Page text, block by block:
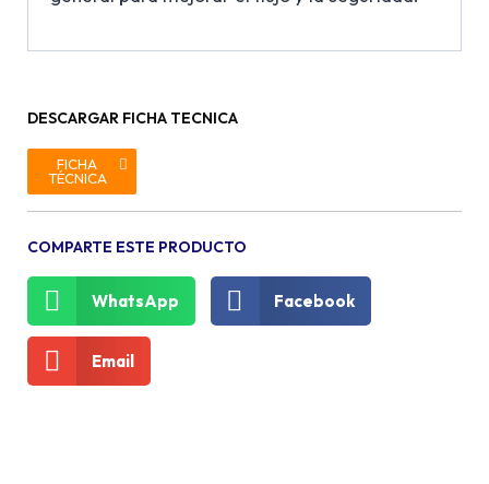
DESCARGAR FICHA TECNICA
FICHA
TÉCNICA
COMPARTE ESTE PRODUCTO
WhatsApp Facebook
Email